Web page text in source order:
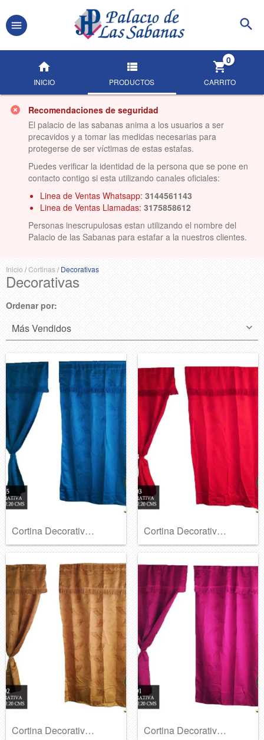
INICIO PRODUCTOS CARRITO
0
Recomendaciones de seguridad
El palacio de las sabanas anima a los usuarios a ser
precavidos y a tomar las medidas necesarias para
protegerse de ser víctimas de estas estafas.
Puedes verificar la identidad de la persona que se pone en
contacto contigo si esta utilizando canales oficiales:
Linea de Ventas Whatsapp: 3144561143
Linea de Ventas Llamadas: 3175858612
Personas inescrupulosas estan utilizando el nombre del
Palacio de las Sabanas para estafar a la nuestros clientes.
Inicio /Cortinas/ Decorativas
Decorativas
Ordenar por:
Cortina Decorativa Ref A-503 Cortina Decorativa Ref A-502
Cortina Decorativa Ref A-501 Cortina Decorativa Ref A-466